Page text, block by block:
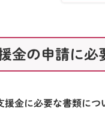
金の申請に必
援金に必要な書類につ